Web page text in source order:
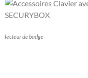
lecteur de badge